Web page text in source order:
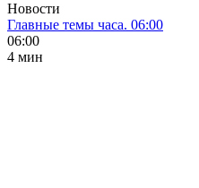
Новости
Главные темы часа. 06:00
06:00
4 мин